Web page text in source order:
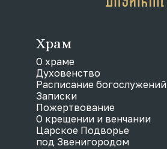
Храм
О храме
Духовенство
Расписание богослужений
Записки
Пожертвование
О крещении и венчании
Царское Подворье
под Звенигородом